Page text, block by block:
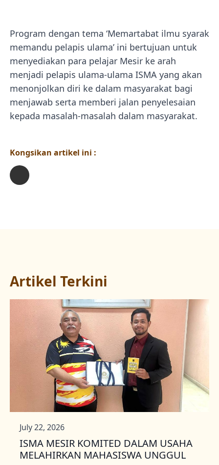
Program dengan tema ‘Memartabat ilmu syarak
memandu pelapis ulama’ ini bertujuan untuk
menyediakan para pelajar Mesir ke arah
menjadi pelapis ulama-ulama ISMA yang akan
menonjolkan diri ke dalam masyarakat bagi
menjawab serta memberi jalan penyelesaian
kepada masalah-masalah dalam masyarakat.
Kongsikan artikel ini :
Artikel Terkini
ISMA MESIR KOMITED DALAM USAHA
MELAHIRKAN MAHASISWA UNGGUL
July 22, 2026